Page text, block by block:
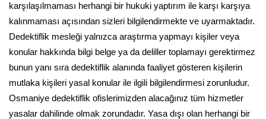
karşılaşılmaması herhangi bir hukuki yaptırım ile karşı karşıya
kalınmaması açısından sizleri bilgilendirmekte ve uyarmaktadır.
Dedektiflik mesleği yalnızca araştırma yapmayı kişiler veya
konular hakkında bilgi belge ya da deliller toplamayı gerektirmez
bunun yanı sıra dedektiflik alanında faaliyet gösteren kişilerin
mutlaka kişileri yasal konular ile ilgili bilgilendirmesi zorunludur.
Osmaniye dedektiflik ofislerimizden alacağınız tüm hizmetler
yasalar dahilinde olmak zorundadır. Yasa dışı olan herhangi bir